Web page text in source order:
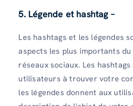
5. Légende et hashtag –
Les hashtags et les légendes
aspects les plus importants
réseaux sociaux. Les
utilisateurs à trouver votre
les légendes donnent aux